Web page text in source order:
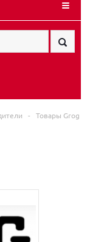
-
Товары Grog